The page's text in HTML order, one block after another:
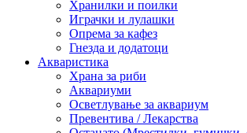
Хранилки и поилки
Играчки и лулашки
Опрема за кафез
Гнезда и додатоци
Акваристика
Храна за риби
Аквариуми
Осветлување за аквариум
Превентива / Лекарства